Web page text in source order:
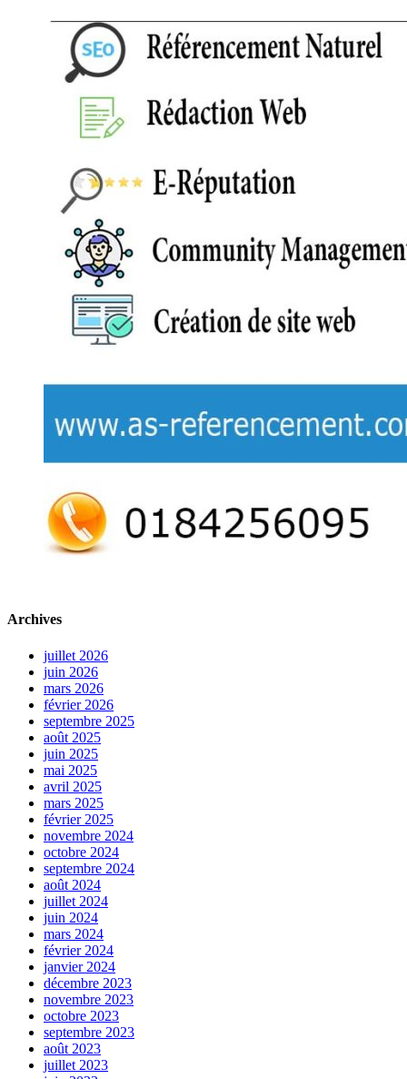
Archives
juillet 2026
juin 2026
mars 2026
février 2026
septembre 2025
août 2025
juin 2025
mai 2025
avril 2025
mars 2025
février 2025
novembre 2024
octobre 2024
septembre 2024
août 2024
juillet 2024
juin 2024
mars 2024
février 2024
janvier 2024
décembre 2023
novembre 2023
octobre 2023
septembre 2023
août 2023
juillet 2023